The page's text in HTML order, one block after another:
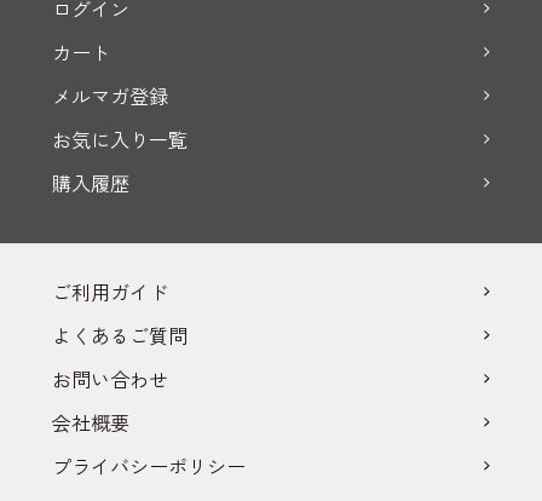
ログイン
カート
メルマガ登録
お気に入り一覧
購入履歴
ご利用ガイド
よくあるご質問
お問い合わせ
会社概要
プライバシーポリシー